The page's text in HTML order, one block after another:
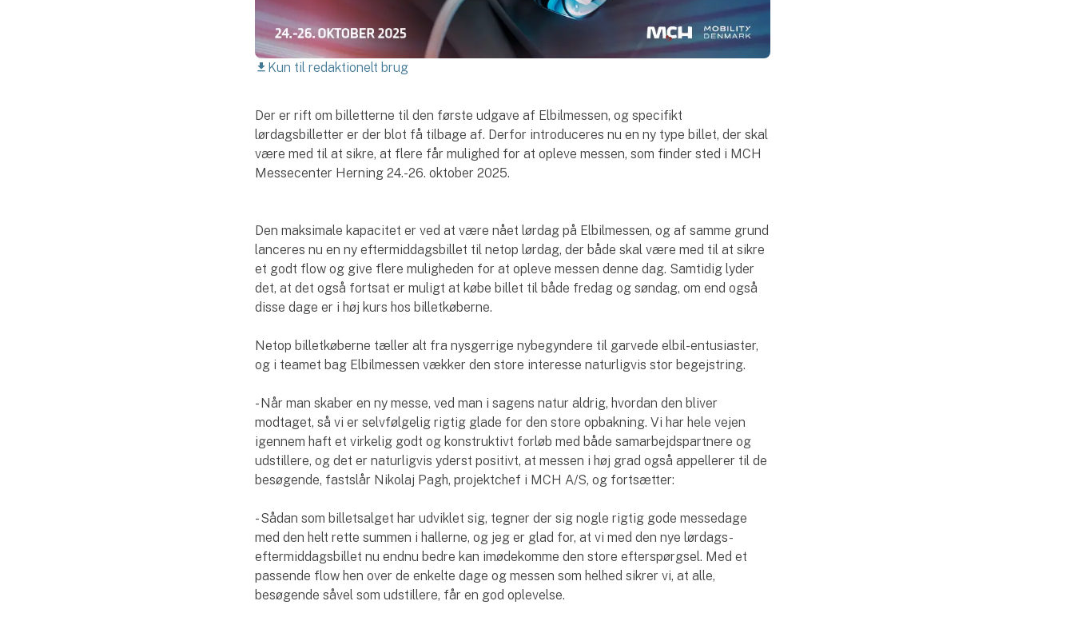
download Kun til redaktionelt brug
Der er rift om billetterne til den første udgave af Elbilmessen, og specifikt
lørdagsbilletter er der blot få tilbage af. Derfor introduceres nu en ny type billet, der skal
være med til at sikre, at flere får mulighed for at opleve messen, som finder sted i MCH
Messecenter Herning 24.-26. oktober 2025.
Den maksimale kapacitet er ved at være nået lørdag på Elbilmessen, og af samme grund
lanceres nu en ny eftermiddagsbillet til netop lørdag, der både skal være med til at sikre
et godt flow og give flere muligheden for at opleve messen denne dag. Samtidig lyder
det, at det også fortsat er muligt at købe billet til både fredag og søndag, om end også
disse dage er i høj kurs hos billetkøberne.
Netop billetkøberne tæller alt fra nysgerrige nybegyndere til garvede elbil-entusiaster,
og i teamet bag Elbilmessen vækker den store interesse naturligvis stor begejstring.
- Når man skaber en ny messe, ved man i sagens natur aldrig, hvordan den bliver
modtaget, så vi er selvfølgelig rigtig glade for den store opbakning. Vi har hele vejen
igennem haft et virkelig godt og konstruktivt forløb med både samarbejdspartnere og
udstillere, og det er naturligvis yderst positivt, at messen i høj grad også appellerer til de
besøgende, fastslår Nikolaj Pagh, projektchef i MCH A/S, og fortsætter:
- Sådan som billetsalget har udviklet sig, tegner der sig nogle rigtig gode messedage
med den helt rette summen i hallerne, og jeg er glad for, at vi med den nye lørdags-
eftermiddagsbillet nu endnu bedre kan imødekomme den store efterspørgsel. Med et
passende flow hen over de enkelte dage og messen som helhed sikrer vi, at alle,
besøgende såvel som udstillere, får en god oplevelse.